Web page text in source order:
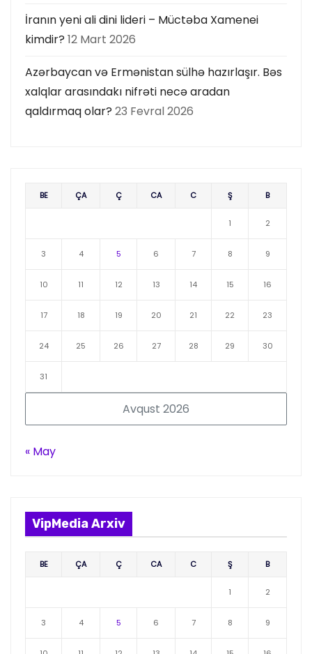
İranın yeni ali dini lideri – Müctəba Xamenei
kimdir? 12 Mart 2026
Azərbaycan və Ermənistan sülhə hazırlaşır. Bəs
xalqlar arasındakı nifrəti necə aradan
qaldırmaq olar? 23 Fevral 2026
Avqust 2026
BE ÇA Ç CA C Ş B
1 2
3 4 5 6 7 8 9
10 11 12 13 14 15 16
17 18 19 20 21 22 23
24 25 26 27 28 29 30
31
« May
VipMedia Arxiv
BE ÇA Ç CA C Ş B
1 2
3 4 5 6 7 8 9